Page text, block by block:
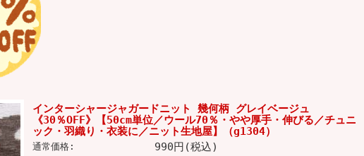
インターシャージャガードニット 幾何柄 グレイベージュ
《30％OFF》【50cm単位／ウール70％・やや厚手・伸びる／チュニ
ック・羽織り・衣装に／ニット生地屋】（g1304）
通常価格: 990円(税込)